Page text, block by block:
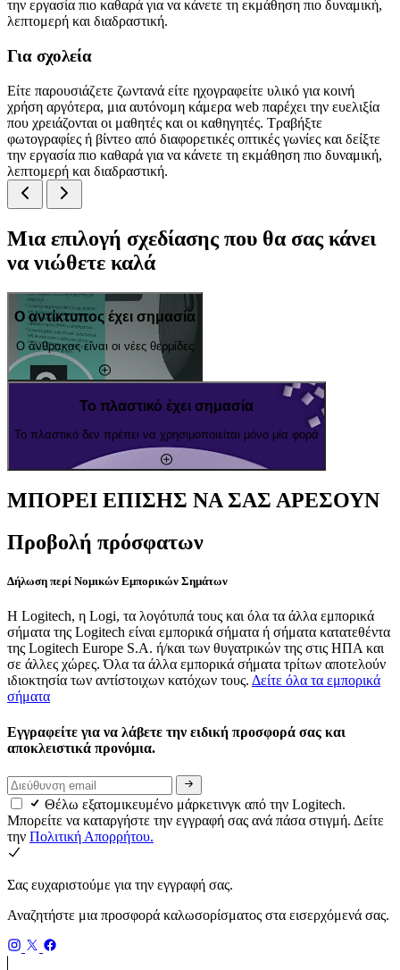
την εργασία πιο καθαρά για να κάνετε τη εκμάθηση πιο δυναμική,
λεπτομερή και διαδραστική.
Για σχολεία
Είτε παρουσιάζετε ζωντανά είτε ηχογραφείτε υλικό για κοινή
χρήση αργότερα, μια αυτόνομη κάμερα web παρέχει την ευελιξία
που χρειάζονται οι μαθητές και οι καθηγητές. Τραβήξτε
φωτογραφίες ή βίντεο από διαφορετικές οπτικές γωνίες και δείξτε
την εργασία πιο καθαρά για να κάνετε τη εκμάθηση πιο δυναμική,
λεπτομερή και διαδραστική.
Μια επιλογή σχεδίασης που θα σας κάνει
να νιώθετε καλά
Ο αντίκτυπος έχει σημασία
Ο άνθρακας είναι οι νέες θερμίδες
Το πλαστικό έχει σημασία
Το πλαστικό δεν πρέπει να χρησιμοποιείται μόνο μία φορά
ΜΠΟΡΕΙ ΕΠΙΣΗΣ ΝΑ ΣΑΣ ΑΡΕΣΟΥΝ
Προβολή πρόσφατων
Δήλωση περί Νομικών Εμπορικών Σημάτων
Η Logitech, η Logi, τα λογότυπά τους και όλα τα άλλα εμπορικά
σήματα της Logitech είναι εμπορικά σήματα ή σήματα κατατεθέντα
της Logitech Europe S.A. ή/και των θυγατρικών της στις ΗΠΑ και
σε άλλες χώρες. Όλα τα άλλα εμπορικά σήματα τρίτων αποτελούν
ιδιοκτησία των αντίστοιχων κατόχων τους. Δείτε όλα τα εμπορικά
σήματα
Εγγραφείτε για να λάβετε την ειδική προσφορά σας και
αποκλειστικά προνόμια.
Θέλω εξατομικευμένο μάρκετινγκ από την Logitech.
Μπορείτε να καταργήστε την εγγραφή σας ανά πάσα στιγμή. Δείτε
την Πολιτική Απορρήτου.
Σας ευχαριστούμε για την εγγραφή σας.
Αναζητήστε μια προσφορά καλωσορίσματος στα εισερχόμενά σας.